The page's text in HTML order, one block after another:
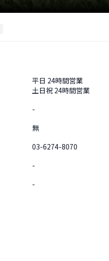
平日 24時間営業
土日祝 24時間営業
-
無
03-6274-8070
-
-